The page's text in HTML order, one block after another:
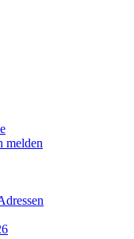
melden